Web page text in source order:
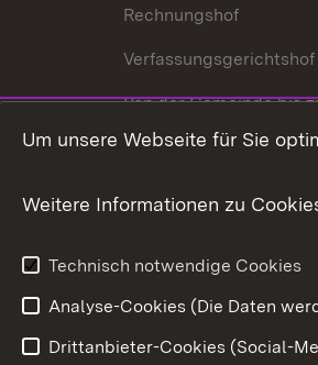
Rechnungshof
Verfassungsgerichtshof
Von der Gemeinde bis
Ministerium
Wirtschaftsstandort
Urlaubs- und Kulturland
Um unsere Webseite für Sie
Weitere Informationen zu
Technisch notwendige Cookies
Analyse-Cookies (Die Daten
Drittanbieter-Cookies (Social-